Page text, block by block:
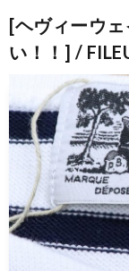
[ヘヴィーウ
い！！] /